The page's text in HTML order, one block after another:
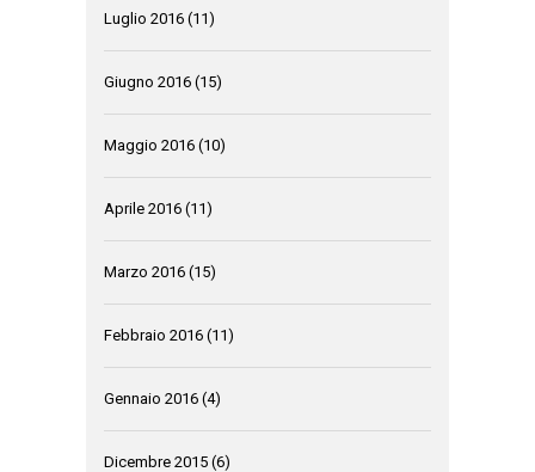
Luglio 2016 (11)
Giugno 2016 (15)
Maggio 2016 (10)
Aprile 2016 (11)
Marzo 2016 (15)
Febbraio 2016 (11)
Gennaio 2016 (4)
Dicembre 2015 (6)